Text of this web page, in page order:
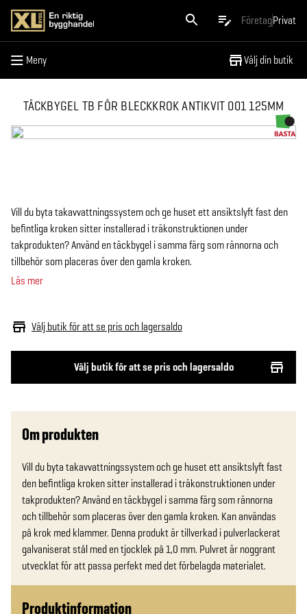
FöretagPrivat
Meny Välj din butik
Meny
TÄCKBYGEL TB FÖR BLECKKROK ANTIKVIT 001 125MM
Välj butik för att se pris och lagersaldo
Välj butik för att se pris och lagersaldo
Vill du byta takavvattningssystem och ge huset ett ansiktslyft fast den
befintliga kroken sitter installerad i träkonstruktionen under
takprodukten? Använd en täckbygel i samma färg som rännorna och
tillbehör som placeras över den gamla kroken.
Läs mer
Om produkten
Vill du byta takavvattningssystem och ge huset ett ansiktslyft fast
den befintliga kroken sitter installerad i träkonstruktionen under
takprodukten? Använd en täckbygel i samma färg som rännorna
och tillbehör som placeras över den gamla kroken. Kan användas
på krok med klammer. Denna produkt är tillverkad i pulverlackerat
galvaniserat stål med en tjocklek på 1,0 mm. Pulvret är noggrant
utvecklat för att passa perfekt med det förbelagda materialet.
Produktinformation